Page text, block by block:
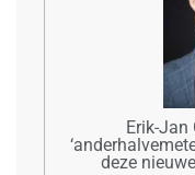
Erik-Jan
deze